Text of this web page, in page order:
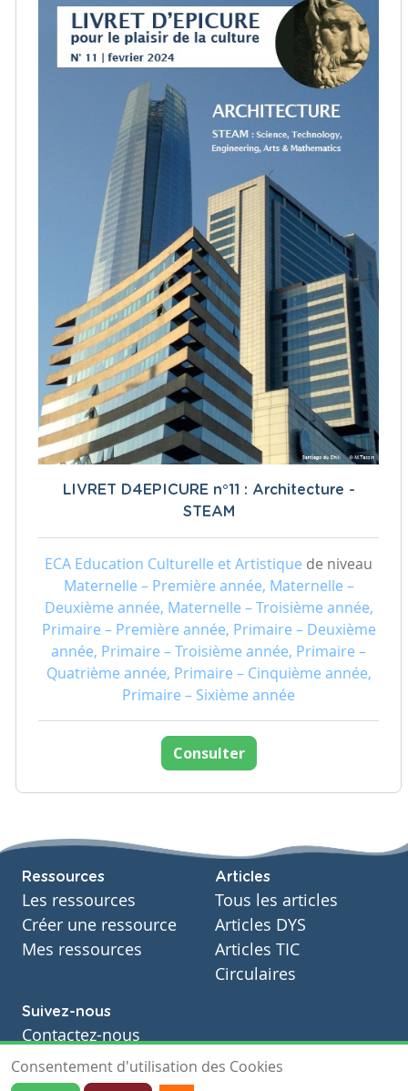
LIVRET D4EPICURE n°11 : Architecture -
STEAM
ECA Education Culturelle et Artistique de niveau
Maternelle – Première année, Maternelle –
Deuxième année, Maternelle – Troisième année,
Primaire – Première année, Primaire – Deuxième
année, Primaire – Troisième année, Primaire –
Quatrième année, Primaire – Cinquième année,
Primaire – Sixième année
Consulter
Ressources
Les ressources
Créer une ressource
Mes ressources
Articles
Tous les articles
Articles DYS
Articles TIC
Circulaires
Suivez-nous
Contactez-nous
Soutien scolaire
Notre page Facebook
Consentement d'utilisation des Cookies